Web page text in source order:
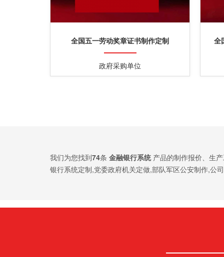
全国五一劳动奖章证书制作定制
政府采购单位
全
我们为您找到74条 金融银行系统产品的制作报价、生
银行系统定制,党委政府机关定做,部队军区公安制作,公